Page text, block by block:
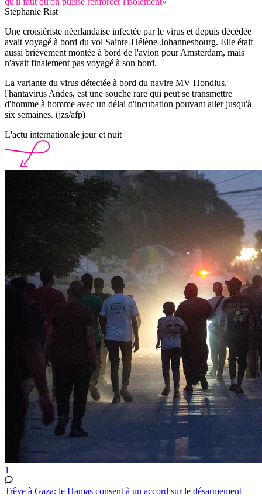
Stéphanie Rist
Une croisiériste néerlandaise infectée par le virus et depuis décédée
avait voyagé à bord du vol Sainte-Hélène-Johannesbourg. Elle était
aussi brièvement montée à bord de l'avion pour Amsterdam, mais
n'avait finalement pas voyagé à son bord.
La variante du virus détectée à bord du navire MV Hondius,
l'hantavirus Andes, est une souche rare qui peut se transmettre
d'homme à homme avec un délai d'incubation pouvant aller jusqu'à
six semaines. (jzs/afp)
L'actu internationale jour et nuit
1
Trêve à Gaza: le Hamas consent à un accord sur le désarmement